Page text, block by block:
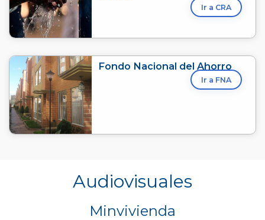
Ir a CRA
Fondo Nacional del Ahorro
Ir a FNA
Audiovisuales
Minvivienda